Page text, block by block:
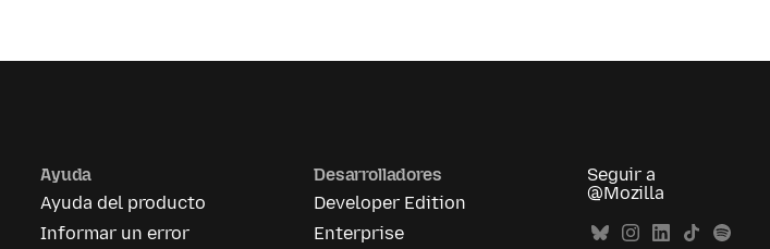
Ayuda
Ayuda del producto
Informar un error
Desarrolladores
Developer Edition
Enterprise
Seguir a
@Mozilla